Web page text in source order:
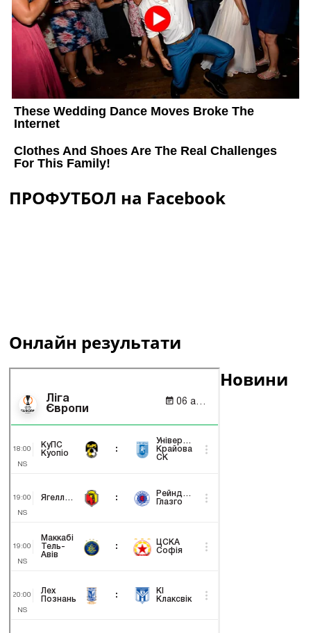
ПРОФУТБОЛ на Facebook
Онлайн результати
Новини